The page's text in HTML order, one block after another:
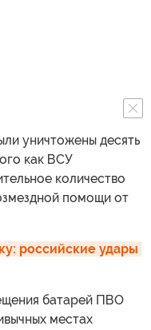
уничтожены десять
как ВСУ
количество
помощи от
российские удары
батарей ПВО
местах